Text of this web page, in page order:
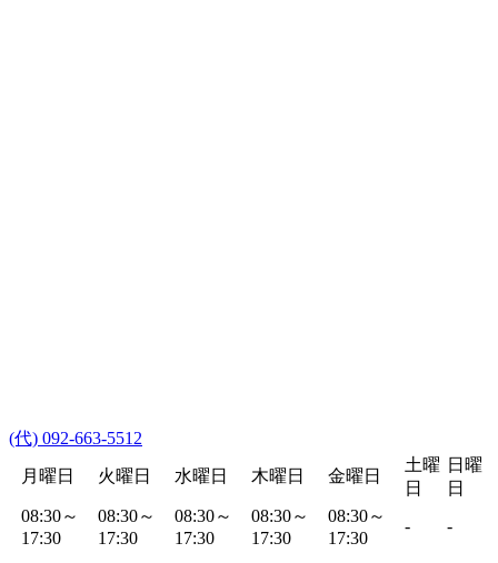
(代) 092-663-5512
月曜日
火曜日 水曜日 木曜日 金曜日
土曜
日
日曜
日
08:30～
17:30
08:30～
17:30
08:30～
17:30
08:30～
17:30
08:30～
17:30
- -